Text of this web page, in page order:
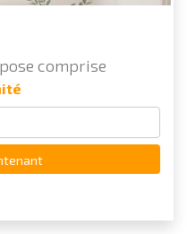
comprise